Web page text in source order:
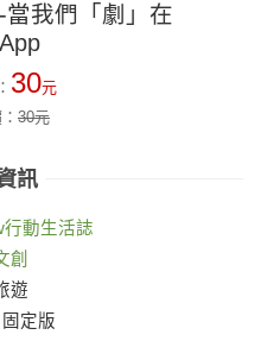
我們「劇」在
30元
30元
訊
行動生活誌
創
遊
固定版